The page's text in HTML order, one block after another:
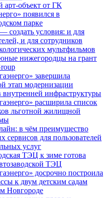
арт-объект от ГК
появился в
парке
создать условия: и для
и для сотрудников
мультфильмов
нижегородцы на грант
завершила
этап модернизации
внутренней инфраструктуры
расширила список
льготной жилищной
в чём преимущество
сервисов для пользователей
услуг
ТЭЦ к зиме готова
ТЭЦ
досрочно построила
к двум детским садам
Новгороде